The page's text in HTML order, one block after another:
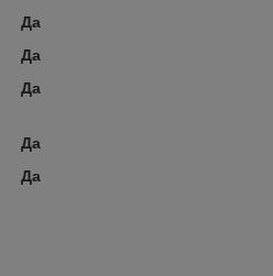
Да
Да
Да
Да
Да